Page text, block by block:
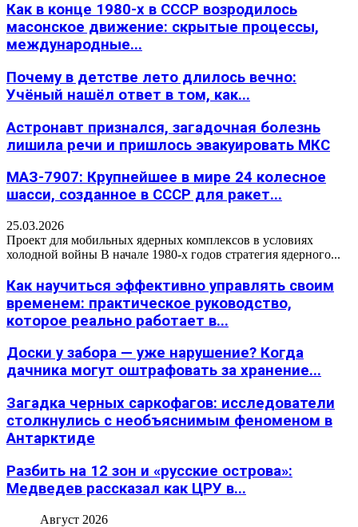
Как в конце 1980-х в СССР возродилось
масонское движение: скрытые процессы,
международные...
Почему в детстве лето длилось вечно:
Учёный нашёл ответ в том, как...
Астронавт признался, загадочная болезнь
лишила речи и пришлось эвакуировать МКС
МАЗ-7907: Крупнейшее в мире 24 колесное
шасси, созданное в СССР для ракет...
25.03.2026
Проект для мобильных ядерных комплексов в условиях
холодной войны В начале 1980-х годов стратегия ядерного...
Как научиться эффективно управлять своим
временем: практическое руководство,
которое реально работает в...
Доски у забора — уже нарушение? Когда
дачника могут оштрафовать за хранение...
Загадка черных саркофагов: исследователи
столкнулись с необъяснимым феноменом в
Антарктиде
Разбить на 12 зон и «русские острова»:
Медведев рассказал как ЦРУ в...
Август 2026